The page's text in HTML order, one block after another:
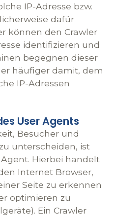
IP-Adresse bzw.
dafür
können den Crawler
identifizieren und
begegnen dieser
häufiger damit, dem
IP-Adressen
User Agents
Besucher und
unterscheiden, ist
Hierbei handelt
Internet Browser,
Seite zu erkennen
optimieren zu
Ein Crawler